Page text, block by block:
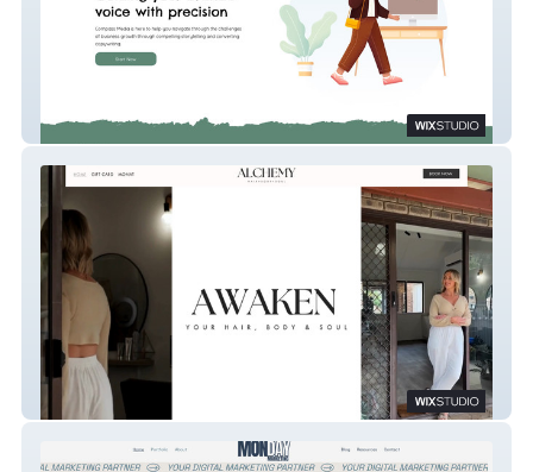
Compass Media
Alchemy HBS